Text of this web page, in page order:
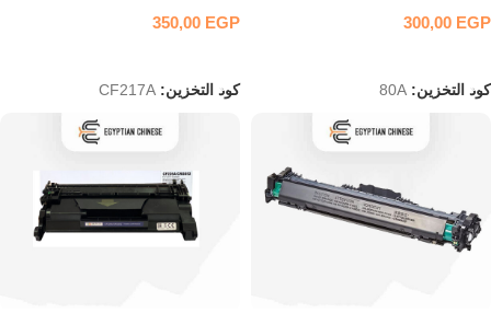
300,00 EGP
كود التخزين: 80A
350,00 EGP
كود التخزين: CF217A